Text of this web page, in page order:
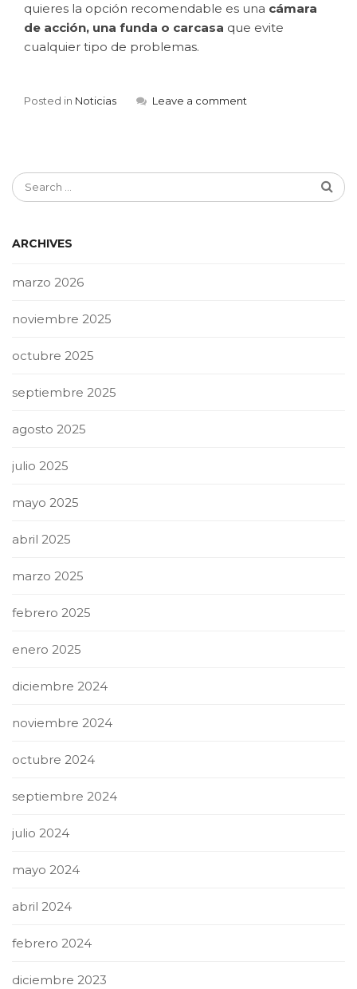
quieres la opción recomendable es una cámara
de acción, una funda o carcasa que evite
cualquier tipo de problemas.
Posted in Noticias Leave a comment
ARCHIVES
marzo 2026
noviembre 2025
octubre 2025
septiembre 2025
agosto 2025
julio 2025
mayo 2025
abril 2025
marzo 2025
febrero 2025
enero 2025
diciembre 2024
noviembre 2024
octubre 2024
septiembre 2024
julio 2024
mayo 2024
abril 2024
febrero 2024
diciembre 2023